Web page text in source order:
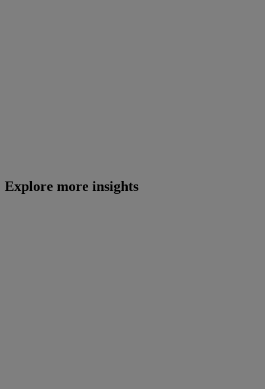
Explore more insights